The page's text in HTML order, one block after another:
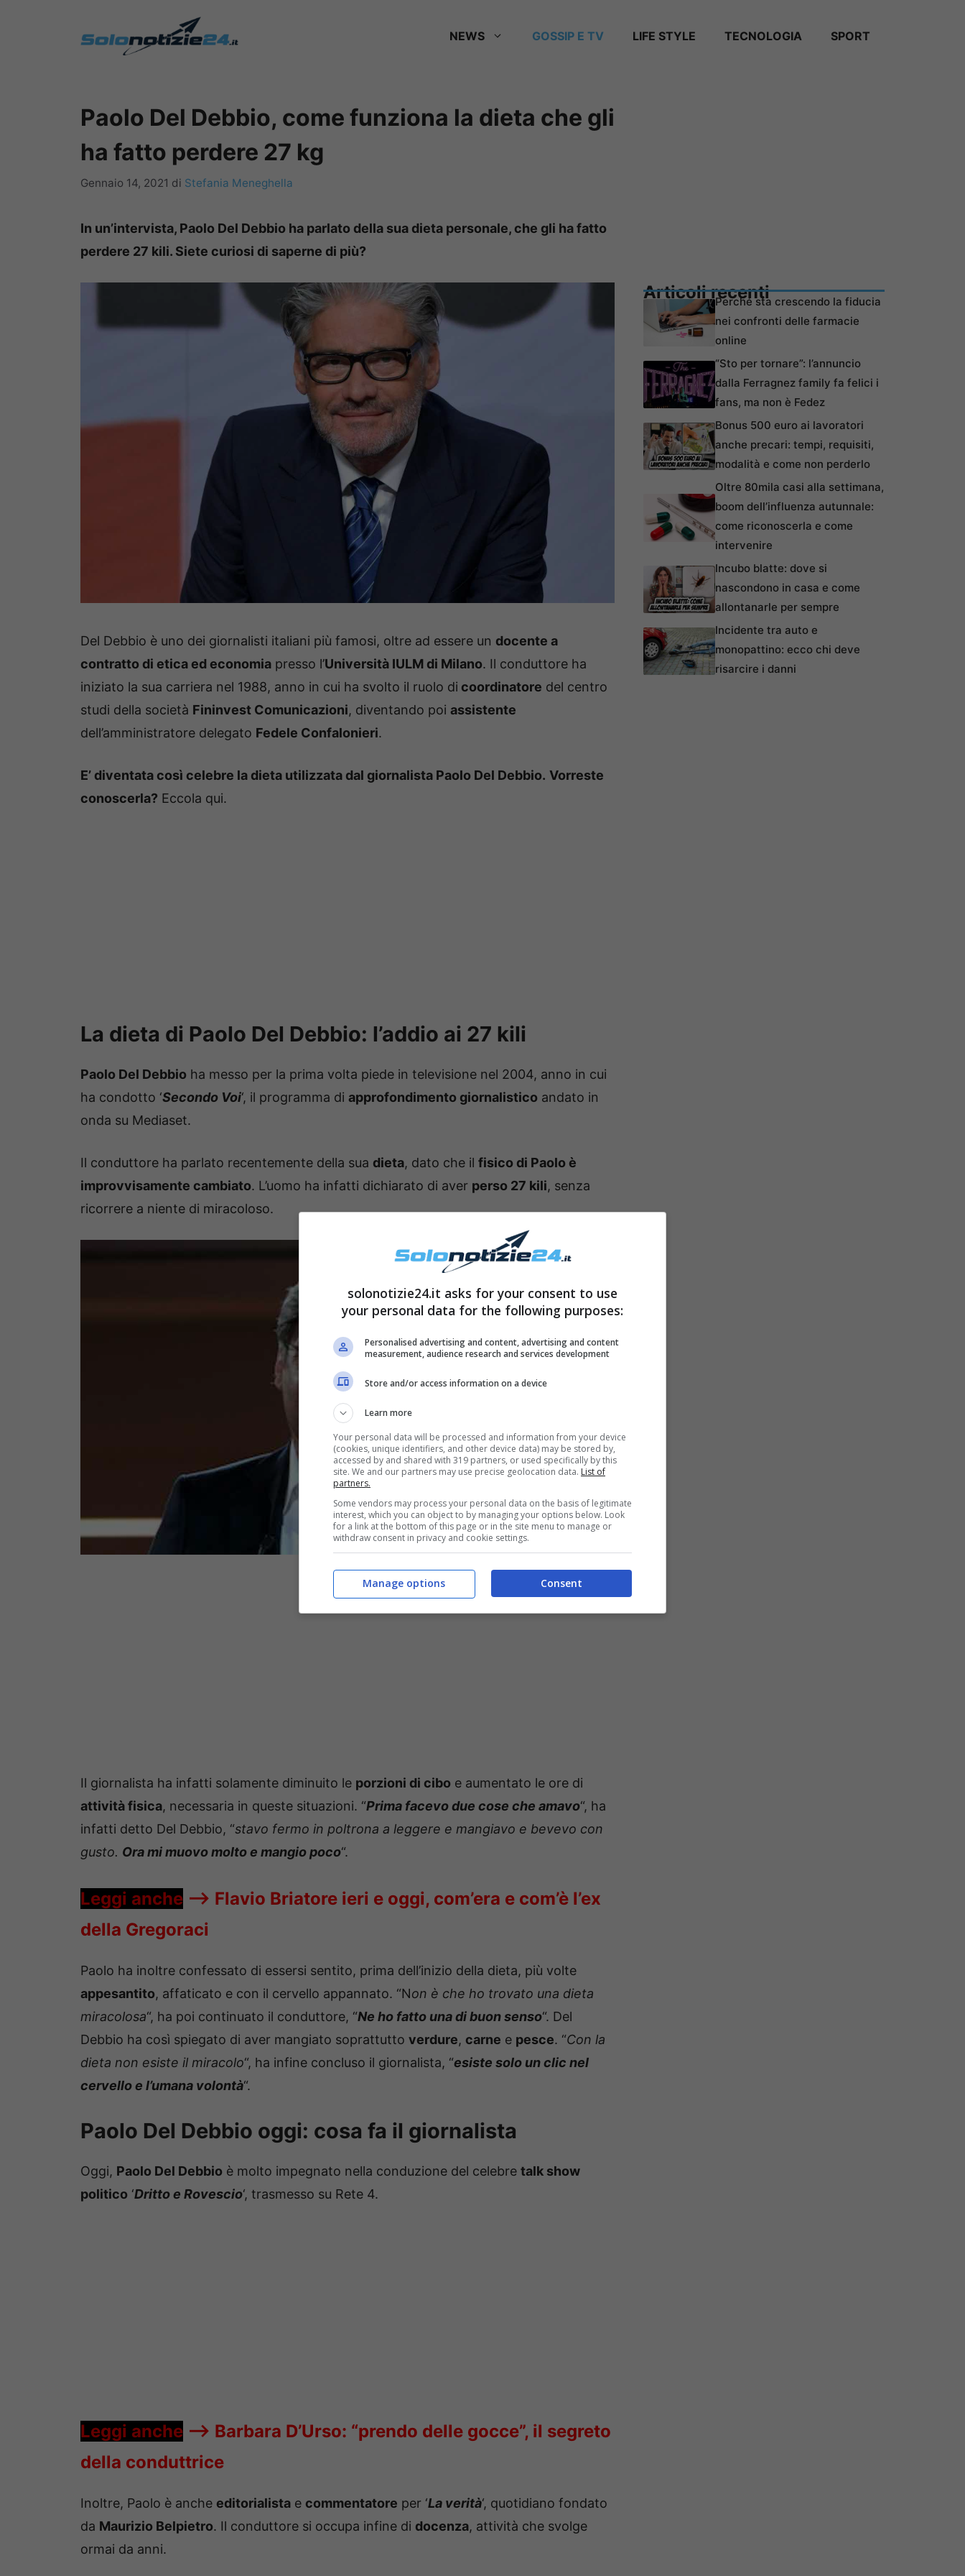
NEWS GOSSIP E TV LIFE STYLE TECNOLOGIA SPORT
Paolo Del Debbio, come funziona la dieta che gli
ha fatto perdere 27 kg
Gennaio 14, 2021 di Stefania Meneghella
In un’intervista, Paolo Del Debbio ha parlato della sua dieta personale, che gli ha fatto
perdere 27 kili. Siete curiosi di saperne di più?
Del Debbio è uno dei giornalisti italiani più famosi, oltre ad essere un docente a
contratto di etica ed economia presso l’Università IULM di Milano. Il conduttore ha
iniziato la sua carriera nel 1988, anno in cui ha svolto il ruolo di coordinatore del centro
studi della società Fininvest Comunicazioni, diventando poi assistente
dell’amministratore delegato Fedele Confalonieri.
E’ diventata così celebre la dieta utilizzata dal giornalista Paolo Del Debbio. Vorreste
conoscerla? Eccola qui.
La dieta di Paolo Del Debbio: l’addio ai 27 kili
Paolo Del Debbio ha messo per la prima volta piede in televisione nel 2004, anno in cui
ha condotto ‘Secondo Voi‘, il programma di approfondimento giornalistico andato in
onda su Mediaset.
Il conduttore ha parlato recentemente della sua dieta, dato che il fisico di Paolo è
improvvisamente cambiato. L’uomo ha infatti dichiarato di aver perso 27 kili, senza
ricorrere a niente di miracoloso.
Il giornalista ha infatti solamente diminuito le porzioni di cibo e aumentato le ore di
attività fisica, necessaria in queste situazioni. “Prima facevo due cose che amavo“, ha
infatti detto Del Debbio, “stavo fermo in poltrona a leggere e mangiavo e bevevo con
gusto. Ora mi muovo molto e mangio poco“.
Leggi anche —-> Flavio Briatore ieri e oggi, com’era e com’è l’ex
della Gregoraci
Paolo ha inoltre confessato di essersi sentito, prima dell’inizio della dieta, più volte
appesantito, affaticato e con il cervello appannato. “Non è che ho trovato una dieta
miracolosa“, ha poi continuato il conduttore, “Ne ho fatto una di buon senso“. Del
Debbio ha così spiegato di aver mangiato soprattutto verdure, carne e pesce. “Con la
dieta non esiste il miracolo“, ha infine concluso il giornalista, “esiste solo un clic nel
cervello e l’umana volontà“.
Paolo Del Debbio oggi: cosa fa il giornalista
Oggi, Paolo Del Debbio è molto impegnato nella conduzione del celebre talk show
politico ‘Dritto e Rovescio‘, trasmesso su Rete 4.
Leggi anche —-> Barbara D’Urso: “prendo delle gocce”, il segreto
della conduttrice
Inoltre, Paolo è anche editorialista e commentatore per ‘La verità‘, quotidiano fondato
da Maurizio Belpietro. Il conduttore si occupa infine di docenza, attività che svolge
ormai da anni.
Articoli recentiPerché sta crescendo la fiducia
nei confronti delle farmacie
online
“Sto per tornare”: l’annuncio
dalla Ferragnez family fa felici i
fans, ma non è Fedez
Bonus 500 euro ai lavoratori
anche precari: tempi, requisiti,
modalità e come non perderlo
Oltre 80mila casi alla settimana,
boom dell’influenza autunnale:
come riconoscerla e come
intervenire
Incubo blatte: dove si
nascondono in casa e come
allontanarle per sempre
Incidente tra auto e
monopattino: ecco chi deve
risarcire i danni
solonotizie24.it asks for your consent to use
your personal data for the following purposes:
Personalised advertising and content, advertising and content
measurement, audience research and services development
Store and/or access information on a device
Learn more
Your personal data will be processed and information from your device
(cookies, unique identifiers, and other device data) may be stored by,
accessed by and shared with 319 partners, or used specifically by this
site. We and our partners may use precise geolocation data. List of
partners.
Some vendors may process your personal data on the basis of legitimate
interest, which you can object to by managing your options below. Look
for a link at the bottom of this page or in the site menu to manage or
withdraw consent in privacy and cookie settings.
Consent
Manage options